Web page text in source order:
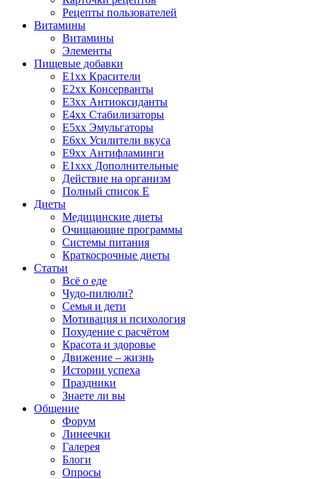
Рецепты пользователей
Витамины
Витамины
Элементы
Пищевые добавки
E1xx Красители
E2xx Консерванты
E3xx Антиоксиданты
E4xx Стабилизаторы
E5xx Эмульгаторы
E6xx Усилители вкуса
E9xx Антифламинги
E1xxx Дополнительные
Действие на организм
Полный список E
Диеты
Медицинские диеты
Очищающие программы
Системы питания
Краткосрочные диеты
Статьи
Всё о еде
Чудо-пилюли?
Семья и дети
Мотивация и психология
Похудение с расчётом
Красота и здоровье
Движение – жизнь
Истории успеха
Праздники
Знаете ли вы
Общение
Форум
Линеечки
Галерея
Блоги
Опросы